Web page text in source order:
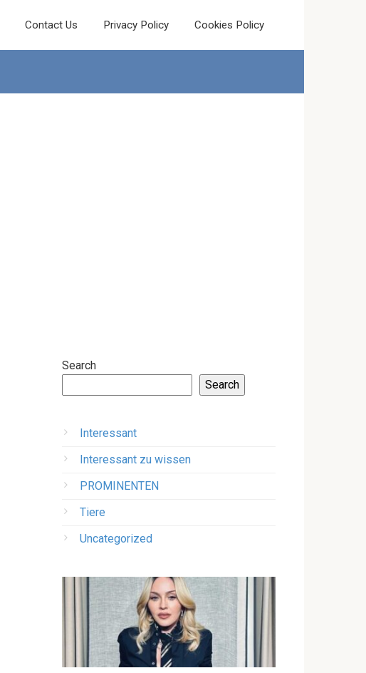
Contact Us Privacy Policy Cookies Policy
Search
Search
Interessant
Interessant zu wissen
PROMINENTEN
Tiere
Uncategorized